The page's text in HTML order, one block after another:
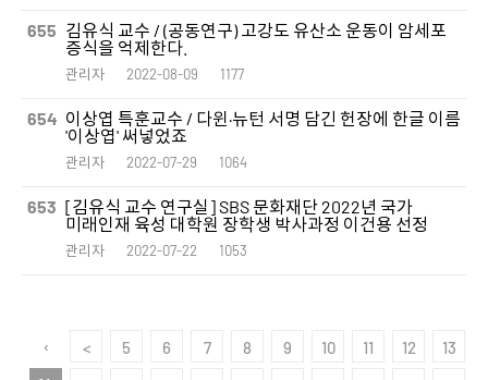
655 김유식 교수 / (공동연구) 고강도 유산소 운동이 암세포
증식을 억제한다.
관리자 2022-08-09 1177
654 이상엽 특훈교수 / 다윈·뉴턴 서명 담긴 헌장에 한글 이름
'이상엽' 써넣었죠
관리자 2022-07-29 1064
653 [김유식 교수 연구실] SBS 문화재단 2022년 국가
미래인재 육성 대학원 장학생 박사과정 이건용 선정
관리자 2022-07-22 1053
‹
< 5 6 7 8 9 10 11 12
13